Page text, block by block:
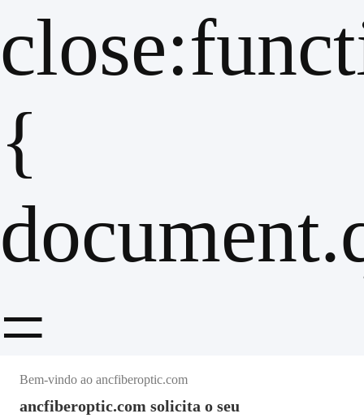
Bem-vindo ao ancfiberoptic.com
ancfiberoptic.com solicita o seu
{
=